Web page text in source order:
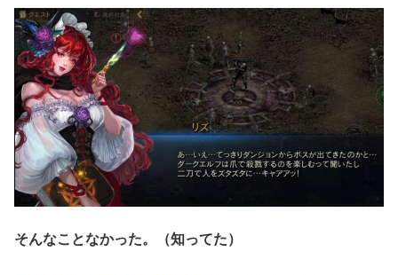
そんなことなかった。（知ってた）